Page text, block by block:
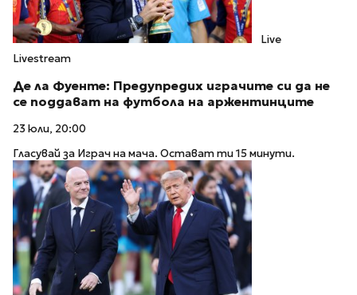
Live
Livestream
Де ла Фуенте: Предупредих играчите си да не
се поддават на футбола на аржентинците
23 юли, 20:00
Гласувай за Играч на мача. Остават ти 15 минути.